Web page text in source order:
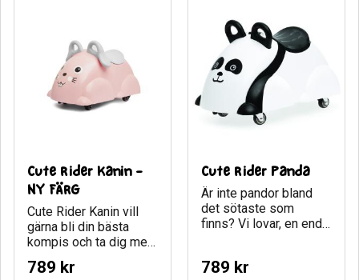
Cute Rider Kanin -
NY FÄRG
Cute Rider Kanin vill
gärna bli din bästa
kompis och ta dig med
på lekfulla utflykter!
789 kr
Cute Rider Panda
Är inte pandor bland
det sötaste som
finns? Vi lovar, en enda
789 kr